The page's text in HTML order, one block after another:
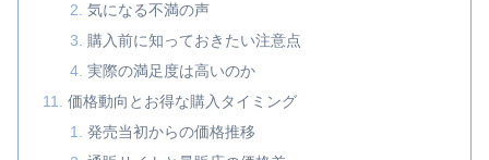
気になる不満の声
購入前に知っておきたい注意点
実際の満足度は高いのか
価格動向とお得な購入タイミング
発売当初からの価格推移